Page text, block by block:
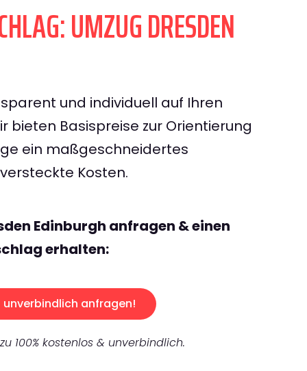
UMZUG DRESDEN
und individuell auf Ihren
bieten Basispreise zur Orientierung
ein maßgeschneidertes
Kosten.
Edinburgh anfragen & einen
erhalten:
unverbindlich anfragen!
100% kostenlos & unverbindlich.